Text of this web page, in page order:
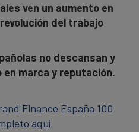
ven un aumento en
del trabajo
no descansan y
marca y reputación.
Finance España 100
aquí